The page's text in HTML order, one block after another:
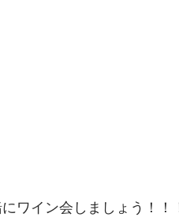
ワイン会しましょう！！